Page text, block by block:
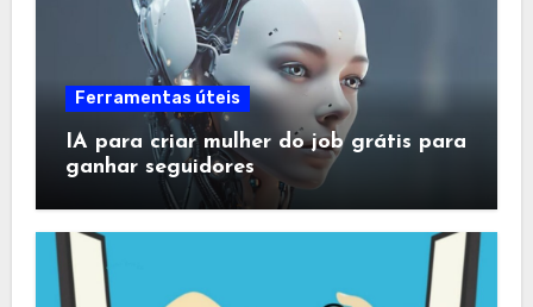
Ferramentas úteis
IA para criar mulher do job grátis para
ganhar seguidores